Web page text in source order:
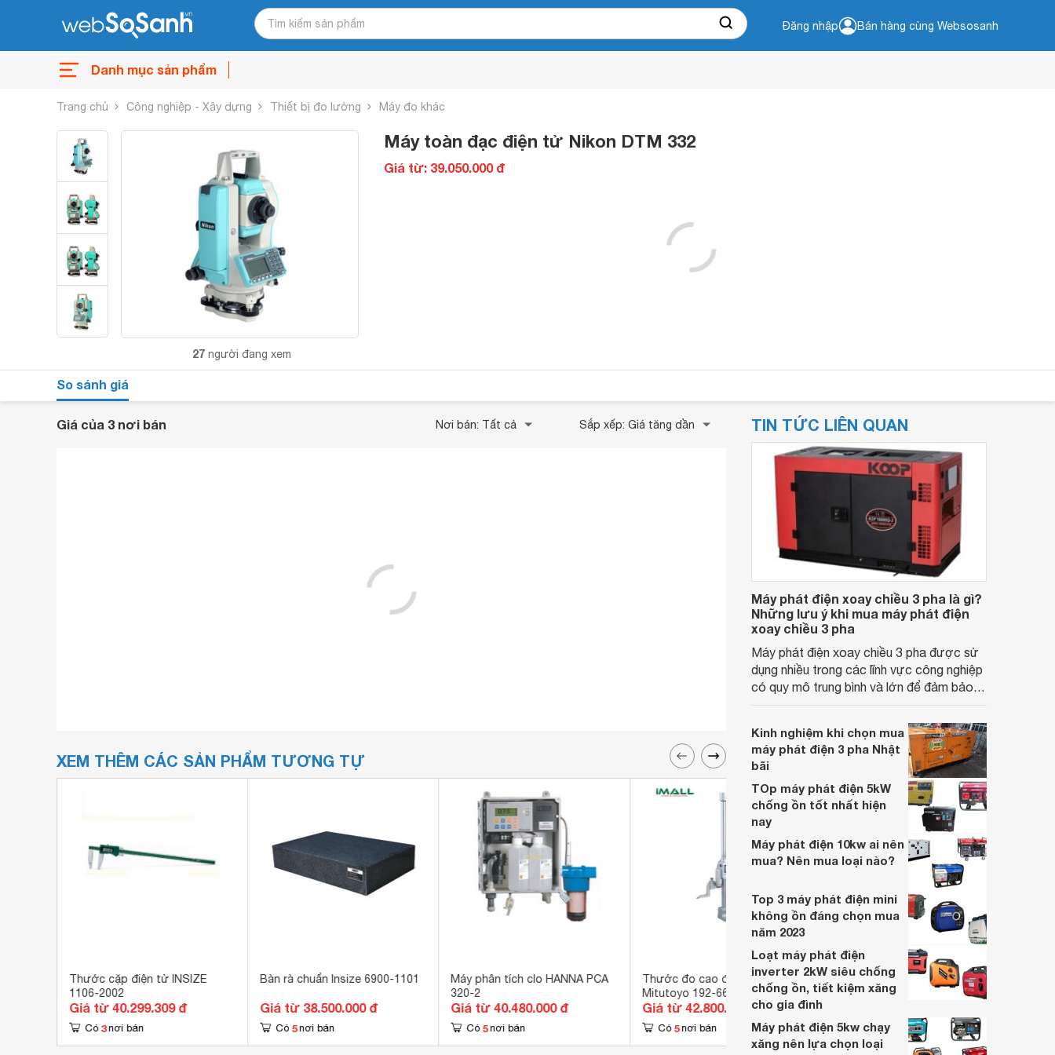
Đăng nhập Bán hàng cùng Websosanh
Danh mục sản phẩm
Trang chủ Công nghiệp - Xây dựng Thiết bị đo lường Máy đo khác
27 người đang xem
Máy toàn đạc điện tử Nikon DTM 332
Giá từ: 39.050.000 đ
So sánh giá
Giá của 3 nơi bán Nơi bán: Tất cả Sắp xếp: Giá tăng dần
XEM THÊM CÁC SẢN PHẨM TƯƠNG TỰ
Thước cặp điện tử INSIZE
1106-2002
Giá từ 40.299.309 đ
Có 3 nơi bán
Bàn rà chuẩn Insize 6900-1101
Giá từ 38.500.000 đ
Có 5 nơi bán
Máy phân tích clo HANNA PCA
320-2
Giá từ 40.480.000 đ
Có 5 nơi bán
Thước đo cao điện tử
Mitutoyo 192-665-10
Giá từ 42.800.000 đ
Có 5 nơi bán
Bàn máp Insize 6900-0128
Có 3 nơi bán
TIN TỨC LIÊN QUAN
Máy phát điện xoay chiều 3 pha là gì?
Những lưu ý khi mua máy phát điện
xoay chiều 3 pha
Máy phát điện xoay chiều 3 pha được sử
dụng nhiều trong các lĩnh vực công nghiệp
có quy mô trung bình và lớn để đảm bảo
Kinh nghiệm khi chọn mua
máy phát điện 3 pha Nhật
bãi
TOp máy phát điện 5kW
chống ồn tốt nhất hiện
nay
Máy phát điện 10kw ai nên
mua? Nên mua loại nào?
Top 3 máy phát điện mini
không ồn đáng chọn mua
năm 2023
Loạt máy phát điện
inverter 2kW siêu chống
chống ồn, tiết kiệm xăng
cho gia đình
Máy phát điện 5kw chạy
xăng nên lựa chọn loại